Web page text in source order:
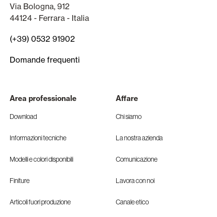
Via Bologna, 912
44124 - Ferrara - Italia
(+39) 0532 91902
Domande frequenti
Area professionale
Download
Informazioni tecniche
Modelli e colori disponibili
Finiture
Articoli fuori produzione
Affare
Chi siamo
La nostra azienda
Comunicazione
Lavora con noi
Canale etico